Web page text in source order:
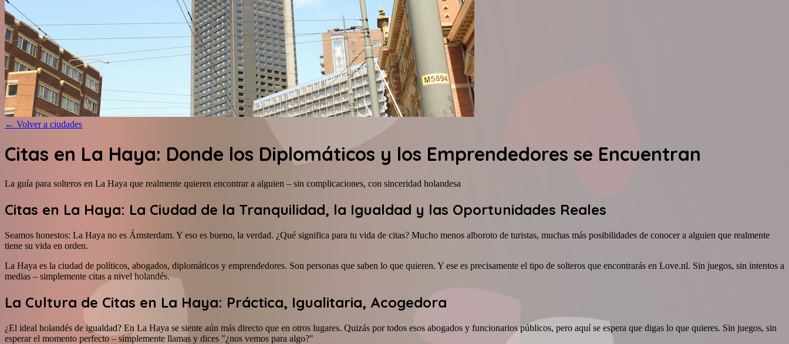
← Volver a ciudades
Citas en La Haya: Donde los Diplomáticos y los Emprendedores se Encuentran
La guía para solteros en La Haya que realmente quieren encontrar a alguien – sin complicaciones, con sinceridad holandesa
Citas en La Haya: La Ciudad de la Tranquilidad, la Igualdad y las Oportunidades Reales
Seamos honestos: La Haya no es Ámsterdam. Y eso es bueno, la verdad. ¿Qué significa para tu vida de citas? Mucho menos alboroto de turistas, muchas más posibilidades de conocer a alguien que realmente
tiene su vida en orden.
La Haya es la ciudad de políticos, abogados, diplomáticos y emprendedores. Son personas que saben lo que quieren. Y ese es precisamente el tipo de solteros que encontrarás en Love.nl. Sin juegos, sin intentos a
medias – simplemente citas a nivel holandés.
La Cultura de Citas en La Haya: Práctica, Igualitaria, Acogedora
¿El ideal holandés de igualdad? En La Haya se siente aún más directo que en otros lugares. Quizás por todos esos abogados y funcionarios públicos, pero aquí se espera que digas lo que quieres. Sin juegos, sin
esperar el momento perfecto – simplemente llamas y dices "¿nos vemos para algo?"